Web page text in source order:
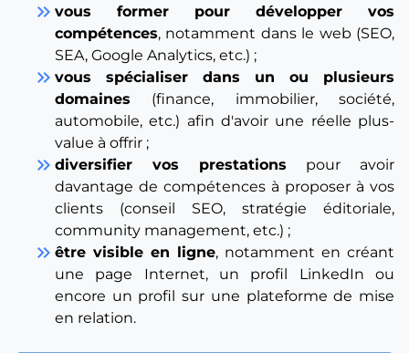
keyboard_double_arrow_right vous former pour développer vos
compétences, notamment dans le web (SEO,
SEA, Google Analytics, etc.) ;
keyboard_double_arrow_right vous spécialiser dans un ou plusieurs
domaines (finance, immobilier, société,
automobile, etc.) afin d'avoir une réelle plus-
value à offrir ;
keyboard_double_arrow_right diversifier vos prestations pour avoir
davantage de compétences à proposer à vos
clients (conseil SEO, stratégie éditoriale,
community management, etc.) ;
keyboard_double_arrow_right être visible en ligne, notamment en créant
une page Internet, un profil LinkedIn ou
encore un profil sur une plateforme de mise
en relation.